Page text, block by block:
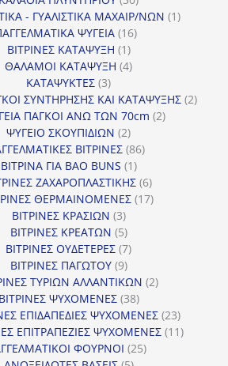
προϊόντα
- ΓΥΑΛΙΣΤΙΚΑ ΜΑΧΑΙΡ/ΝΩΝ 11
ΨΥΓΕΙΑ 1616
ΒΙΤΡΙΝΕΣ ΚΑΤΑΨΥΞΗ 11
προϊόν
ΘΑΛΑΜΟΙ ΚΑΤΑΨΥΞΗ 44
ΚΑΤΑΨΥΚΤΕΣ 33
προϊόντα
ΣΥΝΤΗΡΗΣΗΣ ΚΑΙ ΚΑΤΑΨΥΞΗΣ 22
ΠΑΓΚΟΙ ΑΝΩ ΤΩΝ 70cm 22
ΨΥΓΕΙΟ ΣΚΟΥΠΙΔΙΩΝ 22
προϊόντα
ΒΙΤΡΙΝΕΣ 8686
ΒΙΤΡΙΝΑ ΓΙΑ BAO BUNS 11
προϊόν
ΖΑΧΑΡΟΠΛΑΣΤΙΚΗΣ 66
προϊόντα
ΘΕΡΜΑΙΝΟΜΕΝΕΣ 1717
ΒΙΤΡΙΝΕΣ ΚΡΑΣΙΩΝ 33
προϊόντα
ΒΙΤΡΙΝΕΣ ΚΡΕΑΤΩΝ 55
προϊόντα
ΒΙΤΡΙΝΕΣ ΟΥΔΕΤΕΡΕΣ 77
ΒΙΤΡΙΝΕΣ ΠΑΓΩΤΟΥ 99
προϊόντα
ΤΥΡΙΩΝ ΑΛΛΑΝΤΙΚΩΝ 22
ΒΙΤΡΙΝΕΣ ΨΥΧΟΜΕΝΕΣ 3838
προϊόντα
ΕΠΙΔΑΠΕΔΙΕΣ ΨΥΧΟΜΕΝΕΣ 2323
προϊόντα
ΕΠΙΤΡΑΠΕΖΙΕΣ ΨΥΧΟΜΕΝΕΣ 1111
ΦΟΥΡΝΟΙ 2525